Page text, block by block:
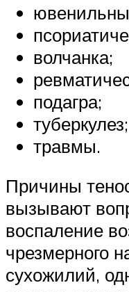
волчанка;
подагра;
туберкулез;
травмы.
Причины
вызывают
воспаление
чрезмерного
сухожилий,